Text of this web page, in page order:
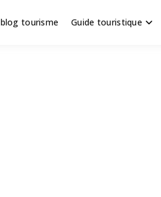
Francetourisme Guide touristique